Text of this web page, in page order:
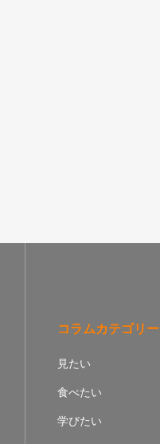
コラムカテゴリー
見たい
食べたい
学びたい